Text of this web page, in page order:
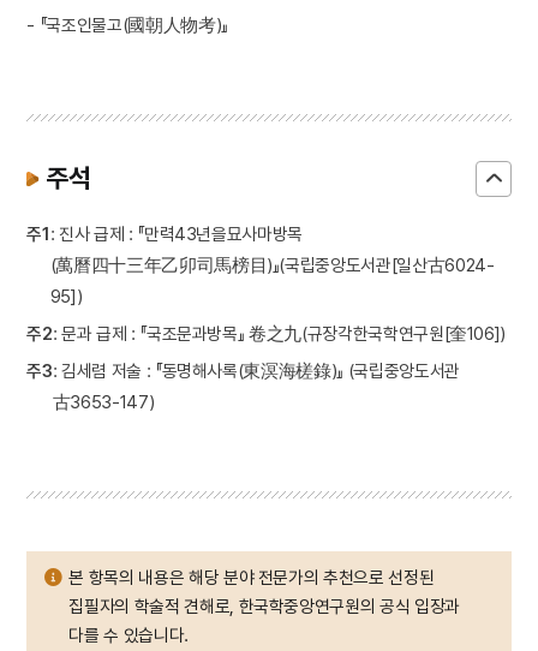
- 『국조인물고(國朝人物考)』
주석
주1: 진사 급제 : 『만력43년을묘사마방목
(萬曆四十三年乙卯司馬榜目)』(국립중앙도서관[일산古6024-
95])
주2: 문과 급제 : 『국조문과방목』 卷之九(규장각한국학연구원[奎106])
주3: 김세렴 저술 : 『동명해사록(東溟海槎錄)』 (국립중앙도서관
古3653-147)
본 항목의 내용은 해당 분야 전문가의 추천으로 선정된
집필자의 학술적 견해로, 한국학중앙연구원의 공식 입장과
다를 수 있습니다.